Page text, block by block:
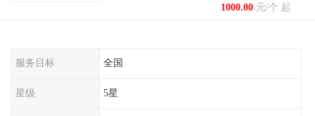
1000.00元/个 起
服务目标 全国
星级 5星